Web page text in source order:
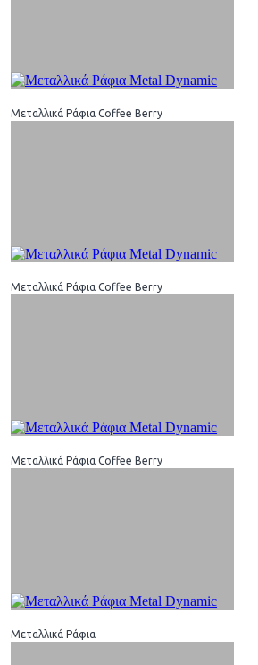
Μεταλλικά Ράφια Coffee Berry
Μεταλλικά Ράφια Coffee Berry
Μεταλλικά Ράφια Coffee Berry
Μεταλλικά Ράφια